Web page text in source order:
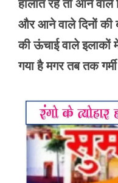
हालात रहे तो आने वाले
और आने वाले दिनों की
की ऊंचाई वाले इलाकों
गया है मगर तब तक